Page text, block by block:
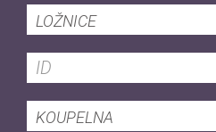
LOŽNICE
KOUPELNA